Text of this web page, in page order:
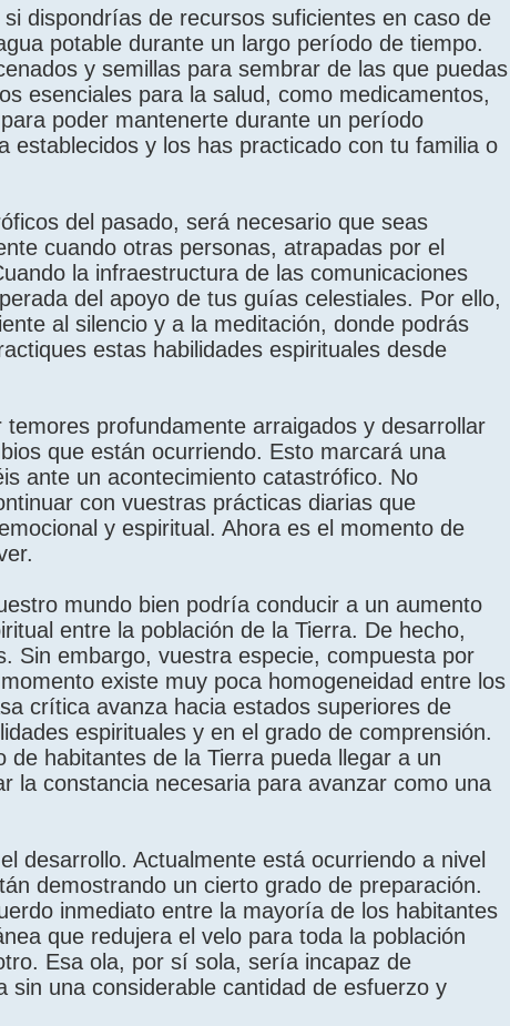
dispondrías de recursos suficientes en caso de
potable durante un largo período de tiempo.
y semillas para sembrar de las que puedas
esenciales para la salud, como medicamentos,
poder mantenerte durante un período
establecidos y los has practicado con tu familia o
del pasado, será necesario que seas
cuando otras personas, atrapadas por el
la infraestructura de las comunicaciones
del apoyo de tus guías celestiales. Por ello,
al silencio y a la meditación, donde podrás
estas habilidades espirituales desde
profundamente arraigados y desarrollar
que están ocurriendo. Esto marcará una
ante un acontecimiento catastrófico. No
con vuestras prácticas diarias que
y espiritual. Ahora es el momento de
mundo bien podría conducir a un aumento
entre la población de la Tierra. De hecho,
Sin embargo, vuestra especie, compuesta por
existe muy poca homogeneidad entre los
crítica avanza hacia estados superiores de
espirituales y en el grado de comprensión.
habitantes de la Tierra pueda llegar a un
la constancia necesaria para avanzar como una
desarrollo. Actualmente está ocurriendo a nivel
demostrando un cierto grado de preparación.
inmediato entre la mayoría de los habitantes
que redujera el velo para toda la población
Esa ola, por sí sola, sería incapaz de
una considerable cantidad de esfuerzo y